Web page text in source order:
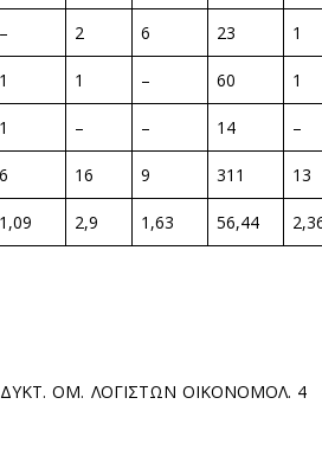
– 2 6 23 1
1 1 – 60 1
1 – – 14 –
6 16 9 311 13
1,09 2,9 1,63 56,44
ΟΜ. ΛΟΓΙΣΤΩΝ ΟΙΚΟΝΟΜΟΛ. 4